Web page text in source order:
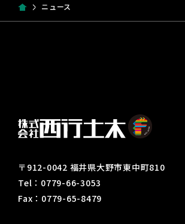
ニュース
〒912-0042 福井県大野市東中町810
Tel：0779-66-3053
Fax：0779-65-8479